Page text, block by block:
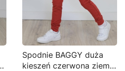
Spodnie BAGGY duża
kieszeń czerwona ziemia